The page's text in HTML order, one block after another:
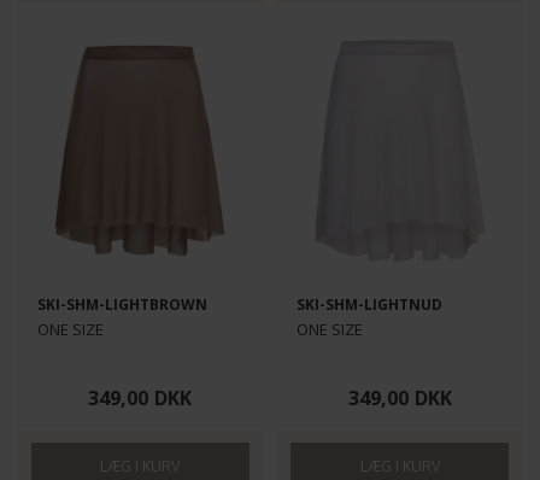
SKI-SHM-LIGHTBROWN
ONE SIZE
349,00 DKK
SKI-SHM-LIGHTNUD
ONE SIZE
349,00 DKK